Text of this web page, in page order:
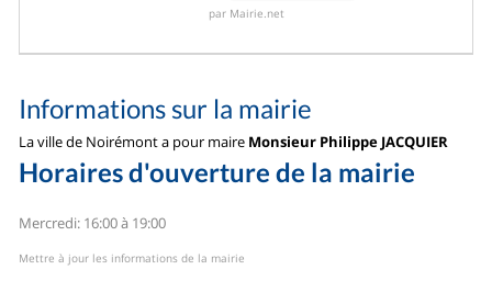
par Mairie.net
Informations sur la mairie
La ville de Noirémont a pour maire Monsieur Philippe JACQUIER
Horaires d'ouverture de la mairie
Mercredi: 16:00 à 19:00
Mettre à jour les informations de la mairie